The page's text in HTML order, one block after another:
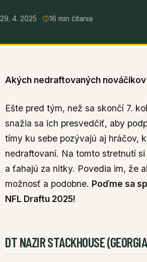
29. 4. 2025 · 16 min čítania
Akých nedraftovaných
Ešte pred tým, než sa skončí 7.
snažia sa ich presvedčiť, aby
tímy ku sebe pozývajú aj hráčov,
nedraftovaní. Na tomto stretnutí
a ťahajú za nitky. Povedia im, že
možnosť a podobne. Poďme sa
NFL Draftu 2025!
DT NAZIR STACKHOUSE